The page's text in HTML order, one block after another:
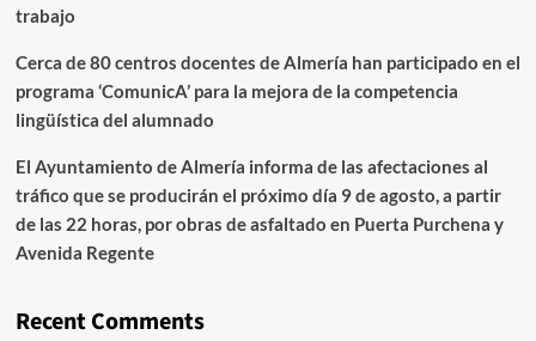
trabajo
Cerca de 80 centros docentes de Almería han participado en el
programa ‘ComunicA’ para la mejora de la competencia
lingüística del alumnado
El Ayuntamiento de Almería informa de las afectaciones al
tráfico que se producirán el próximo día 9 de agosto, a partir
de las 22 horas, por obras de asfaltado en Puerta Purchena y
Avenida Regente
Recent Comments